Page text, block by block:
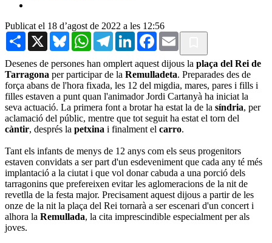
Publicat el 18 d’agost de 2022 a les 12:56
Share X BlueskyWhatsAppTelegramLinkedInFacebook
Email
Desenes de persones han omplert aquest dijous la plaça del Rei de
Tarragona per participar de la Remulladeta. Preparades des de
força abans de l'hora fixada, les 12 del migdia, mares, pares i fills i
filles estaven a punt quan l'animador Jordi Cartanyà ha iniciat la
seva actuació. La primera font a brotar ha estat la de la síndria, per
aclamació del públic, mentre que tot seguit ha estat el torn del
càntir, després la petxina i finalment el carro.
Tant els infants de menys de 12 anys com els seus progenitors
estaven convidats a ser part d'un esdeveniment que cada any té més
implantació a la ciutat i que vol donar cabuda a una porció dels
tarragonins que prefereixen evitar les aglomeracions de la nit de
revetlla de la festa major. Precisament aquest dijous a partir de les
onze de la nit la plaça del Rei tornarà a ser escenari d'un concert i
alhora la Remullada, la cita imprescindible especialment per als
joves.